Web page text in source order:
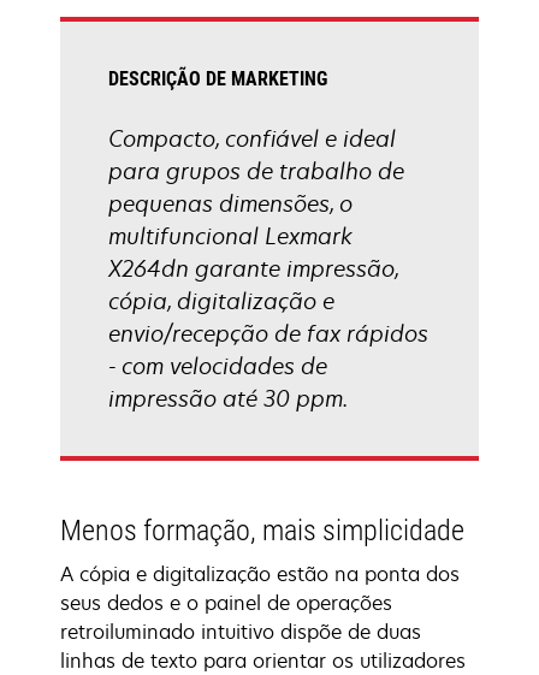
guia
DESCRIÇÃO DE MARKETING
Compacto, confiável e ideal
para grupos de trabalho de
pequenas dimensões, o
multifuncional Lexmark
X264dn garante impressão,
cópia, digitalização e
envio/recepção de fax rápidos
- com velocidades de
impressão até 30 ppm.
Menos formação, mais simplicidade
A cópia e digitalização estão na ponta dos
seus dedos e o painel de operações
retroiluminado intuitivo dispõe de duas
linhas de texto para orientar os utilizadores